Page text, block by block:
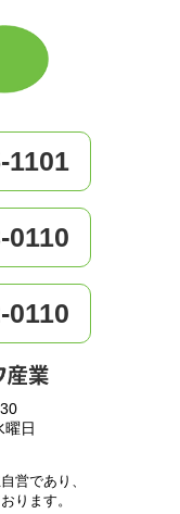
1101
0110
0110
曜日
営であり、
ります。